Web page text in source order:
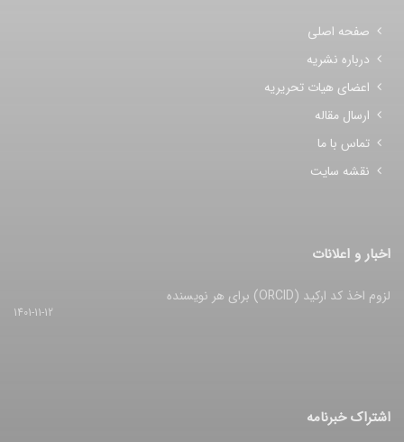
صفحه اصلی
درباره نشریه
اعضای هیات تحریریه
ارسال مقاله
تماس با ما
نقشه سایت
اخبار و اعلانات
لزوم اخذ کد ارکید (ORCID) برای هر نویسنده
1401-11-12
اشتراک خبرنامه